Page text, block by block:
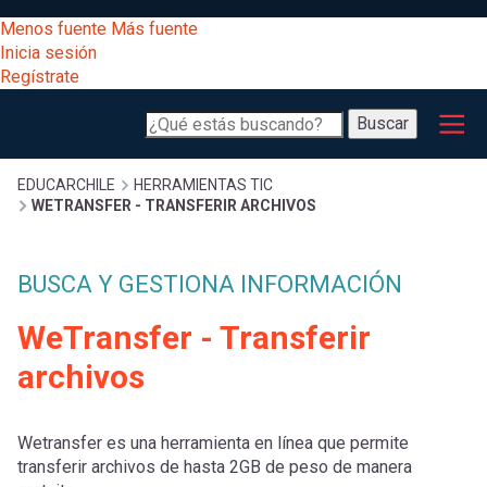
al
contenido
principal
[Educarchile
Escritorio]
entrar
a
mi
Menos fuente Más fuente
Inicia sesión
Regístrate
Buscar
Buscar
Menú
principal
Desarrollo
Expand
Gestión
Comunidad
Exploración
Expand
[Educarchile
sesión
Regístrate
Sobrescribir
enlaces
de
ayuda
a
EDUCARCHILE
HERRAMIENTAS TIC
WETRANSFER - TRANSFERIR ARCHIVOS
BUSCA Y GESTIONA INFORMACIÓN
WeTransfer - Transferir
archivos
Wetransfer es una herramienta en línea que permite
transferir archivos de hasta 2GB de peso de manera
Inicia sesión.